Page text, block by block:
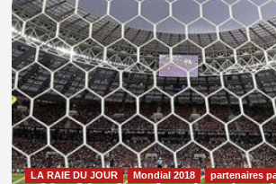
RAIE
du
14
juin
LA RAIE DU JOUR Mondial 2018 partenaires